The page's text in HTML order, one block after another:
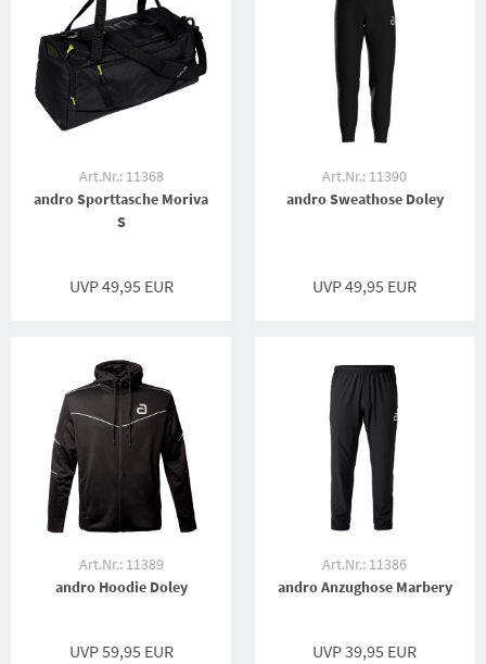
Art.Nr.: 11368
andro Sporttasche Moriva
S
UVP 49,95 EUR
Art.Nr.: 11390
andro Sweathose Doley
UVP 49,95 EUR
Art.Nr.: 11389
andro Hoodie Doley
UVP 59,95 EUR
Art.Nr.: 11386
andro Anzughose Marbery
UVP 39,95 EUR